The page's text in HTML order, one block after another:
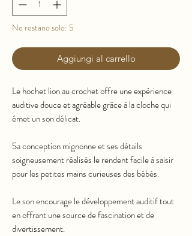
Ne restano solo: 5
Aggiungi al carrello
Le hochet lion au crochet offre une expérience
auditive douce et agréable grâce à la cloche qui
émet un son délicat.
Sa conception mignonne et ses détails
soigneusement réalisés le rendent facile à saisir
pour les petites mains curieuses des bébés.
Le son encourage le développement auditif tout
en offrant une source de fascination et de
divertissement.